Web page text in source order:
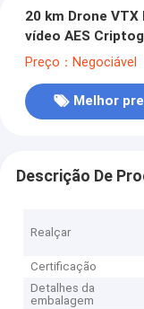
20 km Drone
vídeo AES
Preço：Negociável
Melhor
Descrição De
Realçar
Certificação
Detalhes da
embalagem